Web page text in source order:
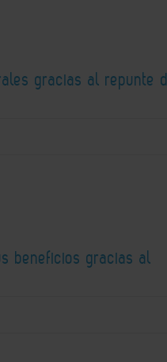
gracias al repunte
beneficios gracias al